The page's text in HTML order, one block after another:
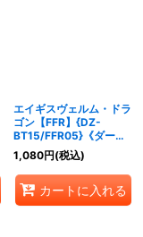
エイギスヴェルム・ドラ
ゴン【FFR】{DZ-
BT15/FFR05}《ダーク
ステイツ》
1,080円(税込)
カートに入れる